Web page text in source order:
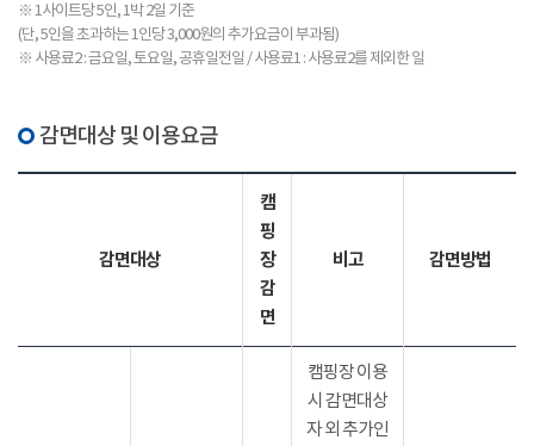
※ 1사이트당 5인, 1박 2일 기준
(단, 5인을 초과하는 1인당 3,000원의 추가요금이 부과됨)
※ 사용료2 : 금요일, 토요일, 공휴일전일 / 사용료1 : 사용료2를 제외한 일
감면대상 및 이용요금
감면대상
캠
핑
장
감
면
비고 감면방법
캠핑장 이용
시 감면대상
자 외 추가인